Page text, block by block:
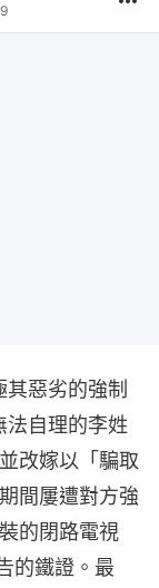
惡劣的強制
法自理的李姓
改嫁以「騙取
間屢遭對方強
的閉路電視
的鐵證。最